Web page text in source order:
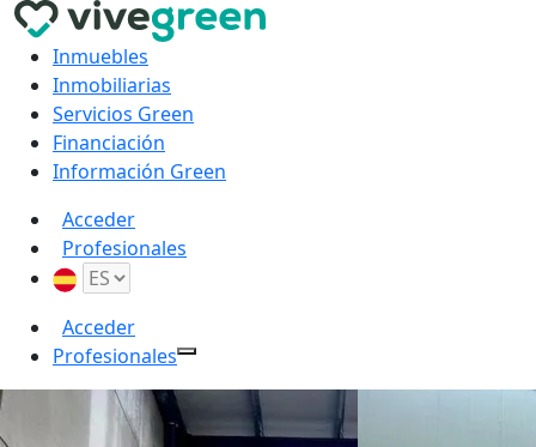
Inmuebles
Inmobiliarias
Servicios Green
Financiación
Información Green
Acceder
Profesionales
Acceder
Profesionales